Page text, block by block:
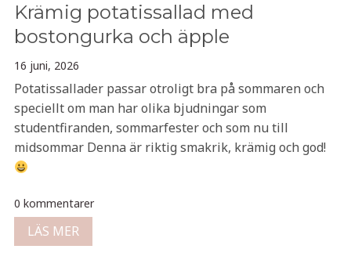
Krämig potatissallad med
bostongurka och äpple
16 juni, 2026
Potatissallader passar otroligt bra på sommaren och
speciellt om man har olika bjudningar som
studentfiranden, sommarfester och som nu till
midsommar Denna är riktig smakrik, krämig och god!
0 kommentarer
LÄS MER